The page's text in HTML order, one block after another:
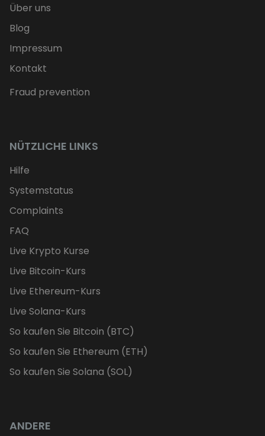
Über uns
Blog
Impressum
Kontakt
Fraud prevention
NÜTZLICHE LINKS
Hilfe
Systemstatus
Complaints
FAQ
Live Krypto Kurse
Live Bitcoin-Kurs
Live Ethereum-Kurs
Live Solana-Kurs
So kaufen Sie Bitcoin (BTC)
So kaufen Sie Ethereum (ETH)
So kaufen Sie Solana (SOL)
ANDERE